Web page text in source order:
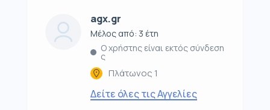
agx.gr
Μέλος από: 3 έτη
Ο χρήστης είναι εκτός σύνδεση
ς
Πλάτωνος 1
Δείτε όλες τις Αγγελίες